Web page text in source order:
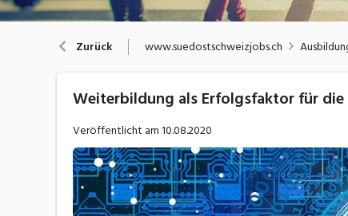
13 Fragen - 13 Antworten
Bewerbung / Rekrutierung
Zurück www.suedostschweizjobs.ch
Weiterbildung als Erfolgsfaktor für
Veröffentlicht am10.08.2020